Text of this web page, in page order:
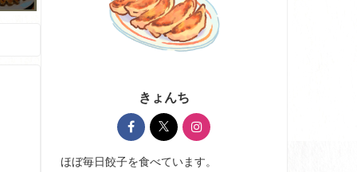
きょんち
ほぼ毎日餃子を食べています。